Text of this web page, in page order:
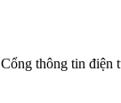
Cổng thông tin điện